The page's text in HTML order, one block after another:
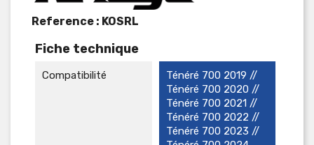
Reference : KOSRL
Fiche technique
Compatibilité
Ténéré 700 2019 //
Ténéré 700 2020 //
Ténéré 700 2021 //
Ténéré 700 2022 //
Ténéré 700 2023 //